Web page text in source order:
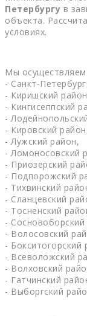
Петербургу в
объекта.
условиях.
Мы осуществляем
- Санкт-
- Киришский
- Кингисеппский
-
- Кировский
- Лужский район,
- Ломоносовский
- Приозерский
- Подпорожский
- Тихвинский
- Сланцевский
- Тосненский
- Сосновоборский
- Волосовский
- Бокситогорский
- Всеволожский
- Волховский
- Гатчинский
- Выборгский